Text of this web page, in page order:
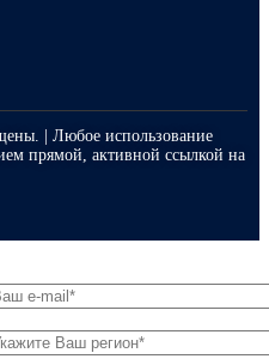
| Любое использование
прямой, активной ссылкой на